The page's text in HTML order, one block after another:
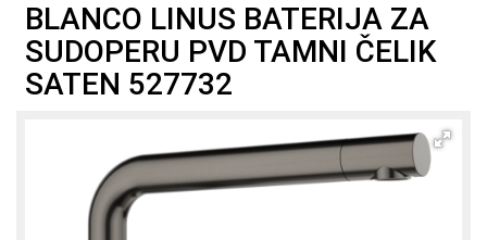
BLANCO LINUS BATERIJA ZA
SUDOPERU PVD TAMNI ČELIK
SATEN 527732